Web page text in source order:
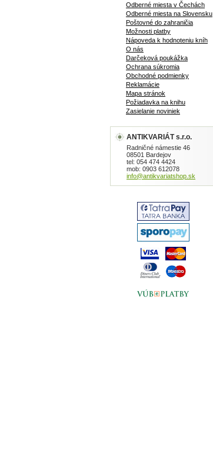
Odberné miesta v Čechách
Odberné miesta na Slovensku
Poštovné do zahraničia
Možnosti platby
Nápoveda k hodnoteniu kníh
O nás
Darčeková poukážka
Ochrana súkromia
Obchodné podmienky
Reklamácie
Mapa stránok
Požiadavka na knihu
Zasielanie noviniek
ANTIKVARIÁT s.r.o.
Radničné námestie 46
08501 Bardejov
tel: 054 474 4424
mob: 0903 612078
info@antikvariatshop.sk